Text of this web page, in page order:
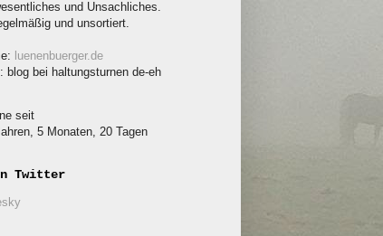
und Unsachliches.
und unsortiert.
luenenbuerger.de
blog bei haltungsturnen de-eh
seit
5 Monaten, 20 Tagen
Twitter